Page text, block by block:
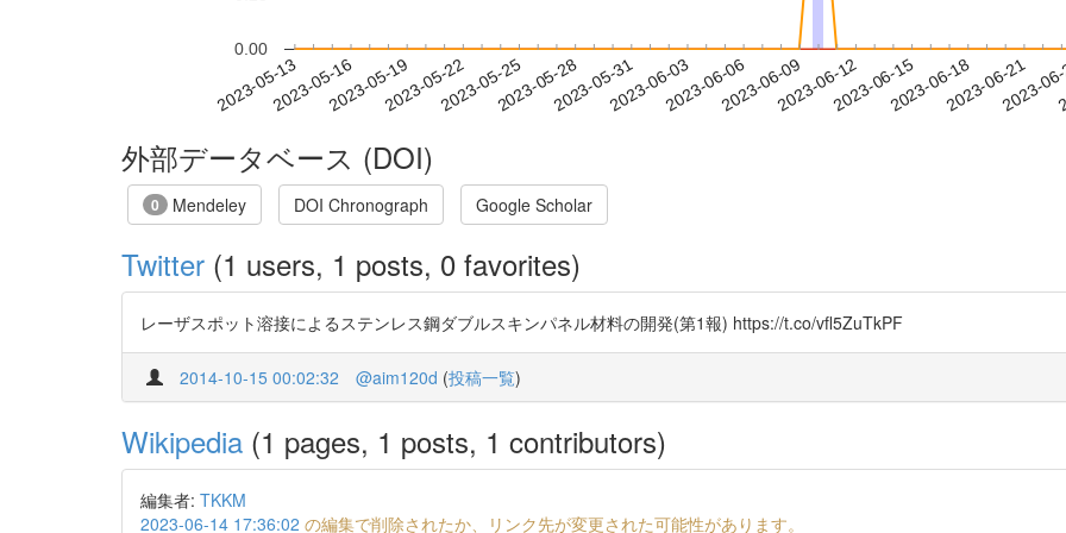
2023-05-132023-05-162023-05-192023-05-222023-05-252023-05-282023-05-312023-06-032023-06-062023-06-092023-06-122023-06-152023-06-182023-06-21
2023-
0.00
外部データベース (DOI)
0 Mendeley DOI Chronograph Google Scholar
Twitter (1 users, 1 posts, 0 favorites)
レーザスポット溶接によるステンレス鋼ダブルスキンパネル材料の開発(第1報) https://t.co/vfl5ZuTkPF
2014-10-15 00:02:32 @aim120d (投稿一覧)
Wikipedia (1 pages, 1 posts, 1 contributors)
編集者: TKKM
2023-06-14 17:36:02 の編集で削除されたか、リンク先が変更された可能性があります。